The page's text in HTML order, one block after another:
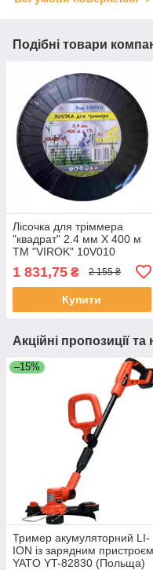
Подібні товари
Лісочка для тріммера
"квадрат" 2.4 мм X 400 м
ТМ "VIROK" 10V010
1 831,75 ₴ 2 155 ₴
Купити
Акційні пропозиції
–15%
Тример акумуляторний LI-
ION із зарядним пристроєм
YATO YT-82830 (Польща)